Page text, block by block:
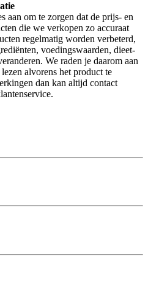
om te zorgen dat de prijs- en
die we verkopen zo accuraat
regelmatig worden verbeterd,
voedingswaarden, dieet-
We raden je daarom aan
alvorens het product te
dan kan altijd contact